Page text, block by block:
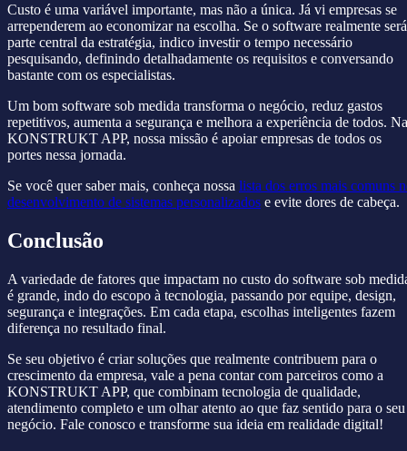
Custo é uma variável importante, mas não a única. Já vi empresas se
arrependerem ao economizar na escolha. Se o software realmente será
parte central da estratégia, indico investir o tempo necessário
pesquisando, definindo detalhadamente os requisitos e conversando
bastante com os especialistas.
Um bom software sob medida transforma o negócio, reduz gastos
repetitivos, aumenta a segurança e melhora a experiência de todos. Na
KONSTRUKT APP, nossa missão é apoiar empresas de todos os
portes nessa jornada.
Se você quer saber mais, conheça nossa lista dos erros mais comuns
desenvolvimento de sistemas personalizados e evite dores de cabeça.
Conclusão
A variedade de fatores que impactam no custo do software sob
é grande, indo do escopo à tecnologia, passando por equipe, design,
segurança e integrações. Em cada etapa, escolhas inteligentes fazem
diferença no resultado final.
Se seu objetivo é criar soluções que realmente contribuem para o
crescimento da empresa, vale a pena contar com parceiros como a
KONSTRUKT APP, que combinam tecnologia de qualidade,
atendimento completo e um olhar atento ao que faz sentido para o seu
negócio. Fale conosco e transforme sua ideia em realidade digital!